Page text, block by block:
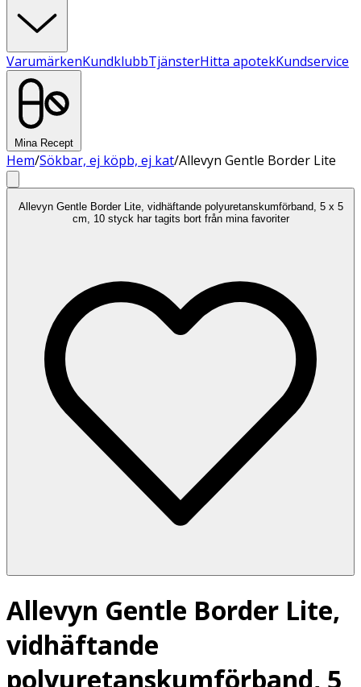
VarumärkenKundklubbTjänsterHitta apotekKundservice
Mina Recept
Hem/Sökbar, ej köpb, ej kat/Allevyn Gentle Border Lite
Allevyn Gentle Border Lite, vidhäftande polyuretanskumförband, 5 x 5
cm, 10 styck har tagits bort från mina favoriter
Allevyn Gentle Border Lite,
vidhäftande
polyuretanskumförband, 5